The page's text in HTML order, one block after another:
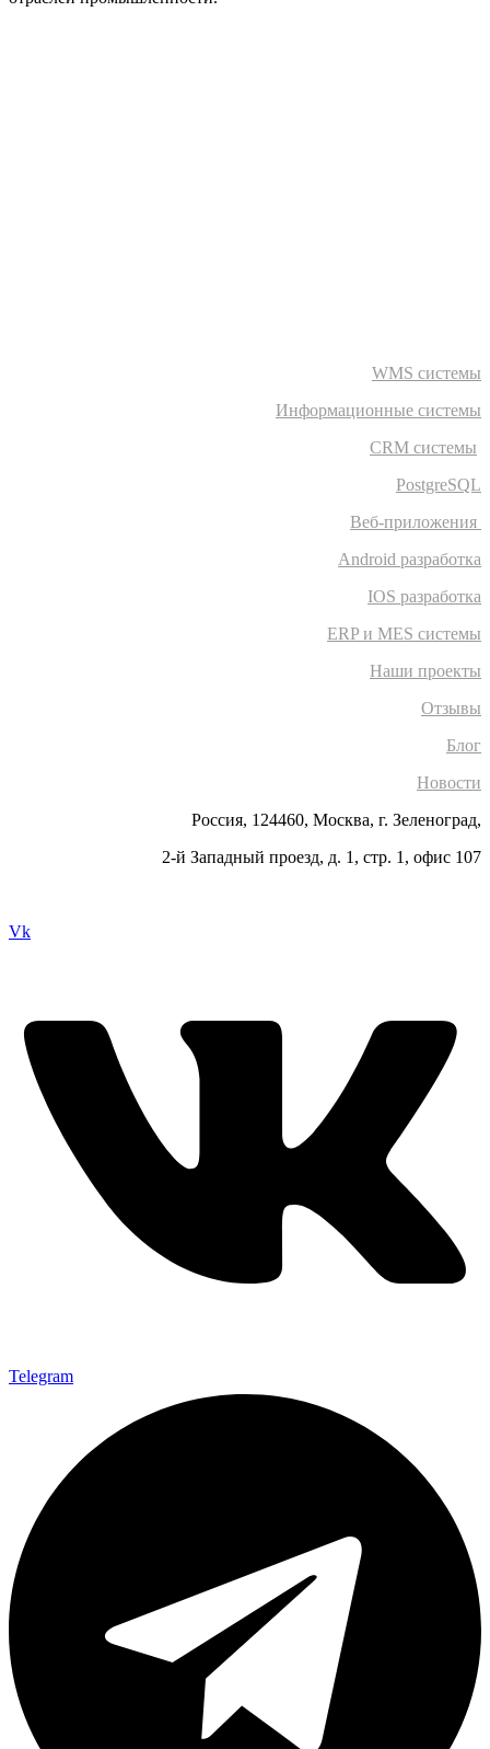
WMS системы
Информационные системы
CRM системы
PostgreSQL
Веб-приложения
Android разработка
IOS разработка
ERP и MES системы
Наши проекты
Отзывы
Блог
Новости
Россия, 124460, Москва, г. Зеленоград,
2-й Западный проезд, д. 1, стр. 1, офис 107
Vk
Telegram